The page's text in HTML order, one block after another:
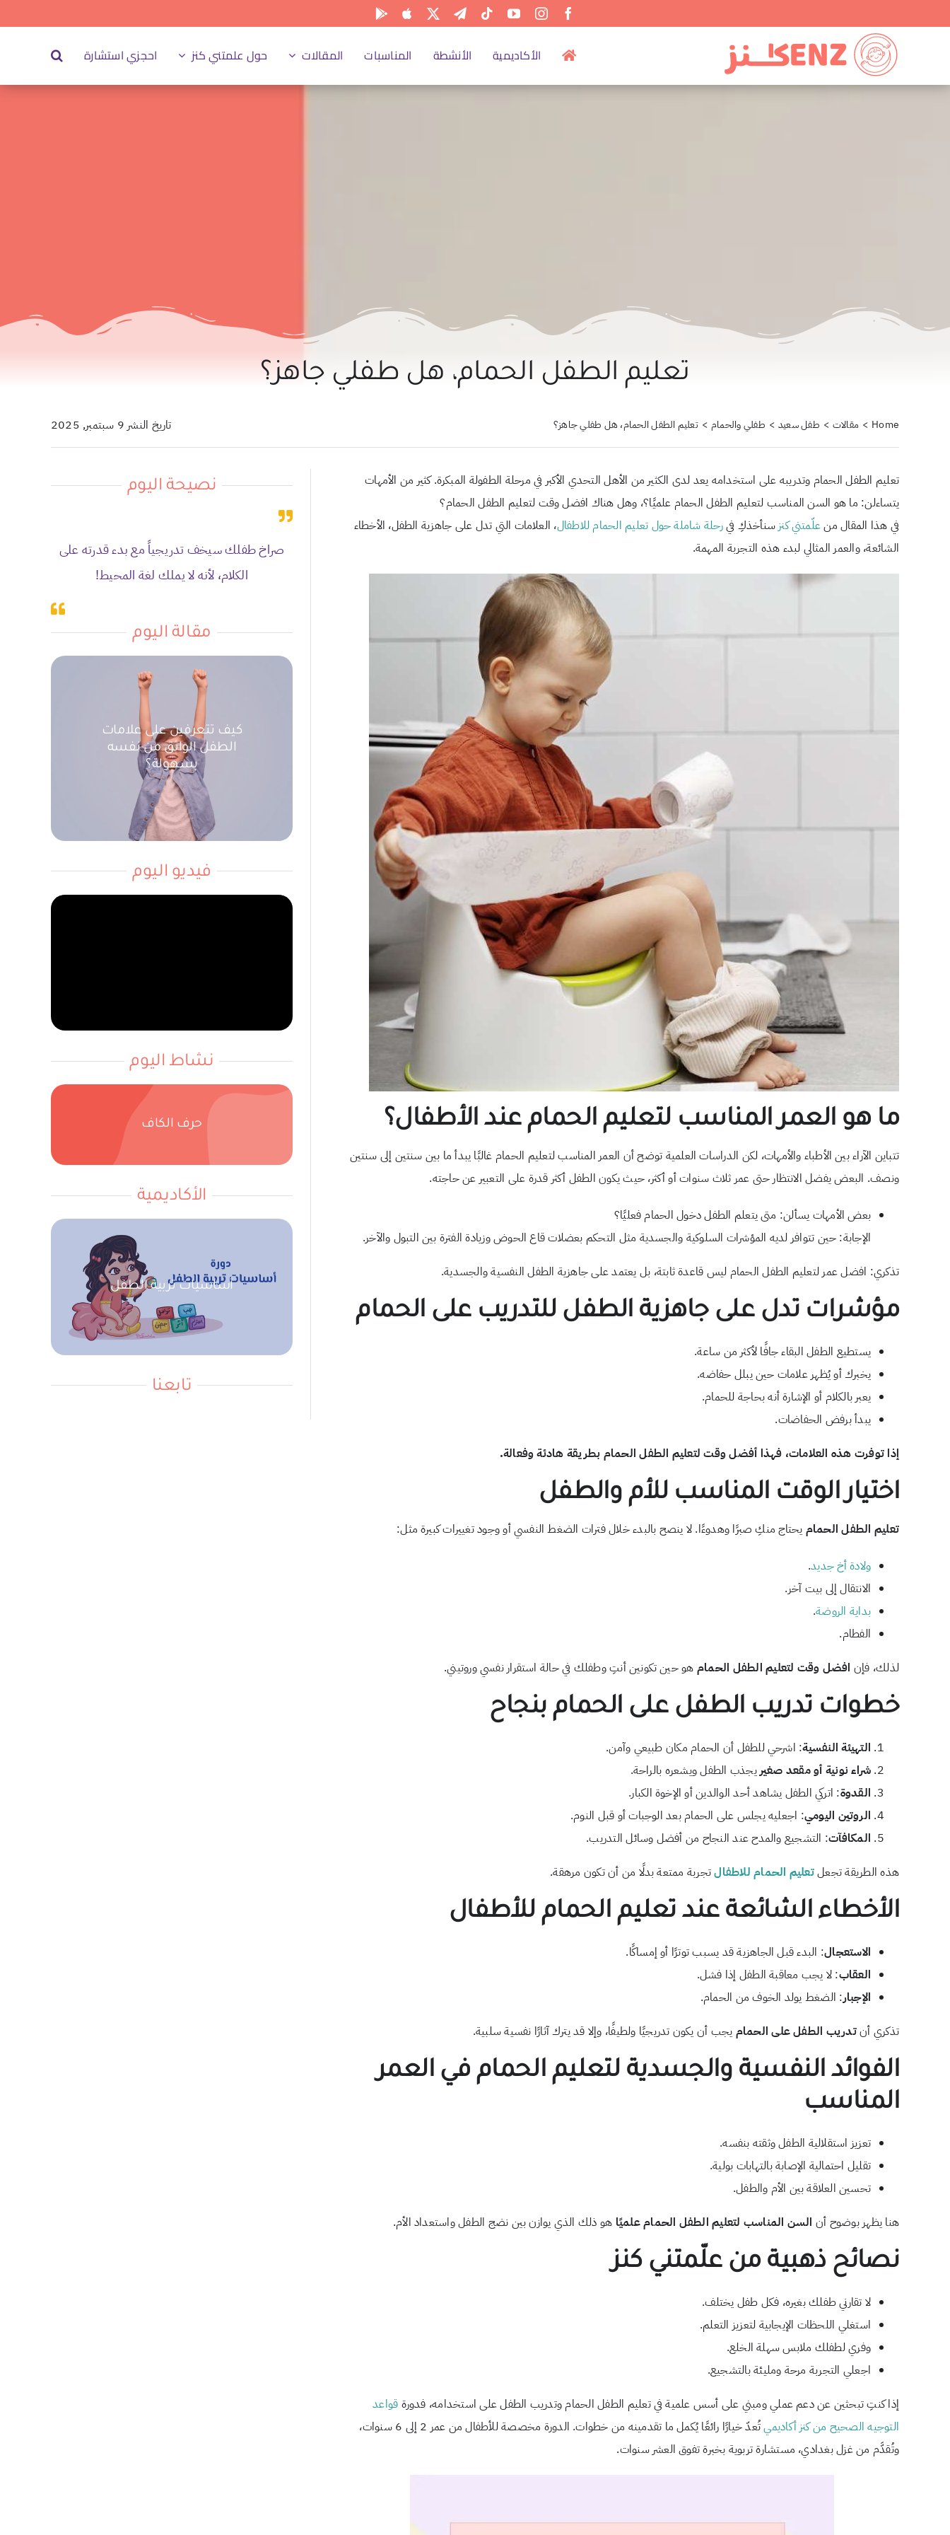
الأكاديمية الأنشطة المناسبات المقالات حول علمتني كنز احجزي استشارة
تعليم الطفل الحمام، هل طفلي جاهز؟
Home مقالات طفل سعيد طفلي والحمام تعليم الطفل الحمام، هل طفلي جاهز؟ تاريخ النشر 9 سبتمبر, 2025
تعليم الطفل الحمام وتدريبه على استخدامه يعد لدى الكثير من الأهل التحدي الأكبر في مرحلة الطفولة المبكرة. كثير من الأمهات
يتساءلن: ما هو السن المناسب لتعليم الطفل الحمام علميًا؟، وهل هناك افضل وقت لتعليم الطفل الحمام؟
في هذا المقال منعلّمتني كنز سنأخذكِ فيرحلة شاملة حول تعليم الحمام للاطفال، العلامات التي تدل على جاهزية الطفل، الأخطاء
الشائعة، والعمر المثالي لبدء هذه التجربة المهمة.
ما هو العمر المناسب لتعليم الحمام عند الأطفال؟
تتباين الآراء بين الأطباء والأمهات، لكن الدراسات العلمية توضح أن العمر المناسب لتعليم الحمام غالبًا يبدأ ما بين سنتين إلى سنتين
ونصف. البعض يفضل الانتظار حتى عمر ثلاث سنوات أو أكثر، حيث يكون الطفل أكثر قدرة على التعبير عن حاجته.
بعض الأمهات يسألن: متى يتعلم الطفل دخول الحمام فعليًا؟
الإجابة: حين تتوافر لديه المؤشرات السلوكية والجسدية مثل التحكم بعضلات قاع الحوض وزيادة الفترة بين التبول والآخر.
تذكري: افضل عمر لتعليم الطفل الحمام ليس قاعدة ثابتة، بل يعتمد على جاهزية الطفل النفسية والجسدية.
مؤشرات تدل على جاهزية الطفل للتدريب على الحمام
يستطيع الطفل البقاء جافًا لأكثر من ساعة.
يخبرك أو يُظهر علامات حين يبلل حفاضه.
يعبر بالكلام أو الإشارة أنه بحاجة للحمام.
يبدأ برفض الحفاضات.
إذا توفرت هذه العلامات، فهذا أفضل وقت لتعليم الطفل الحمام بطريقة هادئة وفعالة.
اختيار الوقت المناسب للأم والطفل
تعليم الطفل الحمام يحتاج منكِ صبرًا وهدوءًا. لا ينصح بالبدء خلال فترات الضغط النفسي أو وجود تغييرات كبيرة مثل:
ولادة أخ جديد.
الانتقال إلى بيت آخر.
بداية الروضة.
الفطام.
لذلك، فإن افضل وقت لتعليم الطفل الحمام هو حين تكونين أنتِ وطفلك في حالة استقرار نفسي وروتيني.
خطوات تدريب الطفل على الحمام بنجاح
التهيئة النفسية: اشرحي للطفل أن الحمام مكان طبيعي وآمن.
شراء نونية أو مقعد صغيريجذب الطفل ويشعره بالراحة.
القدوة: اتركي الطفل يشاهد أحد الوالدين أو الإخوة الكبار.
الروتين اليومي: اجعليه يجلس على الحمام بعد الوجبات أو قبل النوم.
المكافآت: التشجيع والمدح عند النجاح من أفضل وسائل التدريب.
هذه الطريقة تجعلتعليم الحمام للاطفالتجربة ممتعة بدلًا من أن تكون مرهقة.
الأخطاء الشائعة عند تعليم الحمام للأطفال
الاستعجال: البدء قبل الجاهزية قد يسبب توترًا أو إمساكًا.
العقاب: لا يجب معاقبة الطفل إذا فشل.
الإجبار: الضغط يولد الخوف من الحمام.
تذكري أنتدريب الطفل على الحمام يجب أن يكون تدريجيًا ولطيفًا، وإلا قد يترك آثارًا نفسية سلبية.
الفوائد النفسية والجسدية لتعليم الحمام في العمر
المناسب
تعزيز استقلالية الطفل وثقته بنفسه.
تقليل احتمالية الإصابة بالتهابات بولية.
تحسين العلاقة بين الأم والطفل.
هنا يظهر بوضوح أن السن المناسب لتعليم الطفل الحمام علميًا هو ذلك الذي يوازن بين نضج الطفل واستعداد الأم.
نصائح ذهبية من علّمتني كنز
لا تقارني طفلك بغيره، فكل طفل يختلف.
استغلي اللحظات الإيجابية لتعزيز التعلم.
وفري لطفلك ملابس سهلة الخلع.
اجعلي التجربة مرحة ومليئة بالتشجيع.
إذا كنتِ تبحثين عن دعم عملي ومبني على أسس علمية في تعليم الطفل الحمام وتدريب الطفل على استخدامه، فدورة قواعد
التوجيه الصحيح من كنز أكاديمي
تُعدّ خيارًا رائعًا يُكمل ما تقدمينه من خطوات. الدورة مخصصة للأطفال من عمر 2 إلى 6 سنوات،
وتُقدَّم من غزل بغدادي، مستشارة تربوية بخبرة تفوق العشر سنوات.
نصيحة اليوم
صراخ طفلك سيخف تدريجياً مع بدء قدرته على
الكلام، لأنه لا يملك لغة المحيط!
مقالة اليوم
كيف تتعرفين على علامات
الطفل الواثق من نفسه
بسهولة؟
فيديو اليوم
نشاط اليوم
حرف الكاف
الأكاديمية
أساسيات تربية الطفل
تابعنا